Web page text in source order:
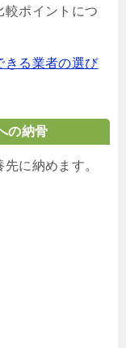
較ポイントにつ
きる業者の選び
の納骨
に納めます。